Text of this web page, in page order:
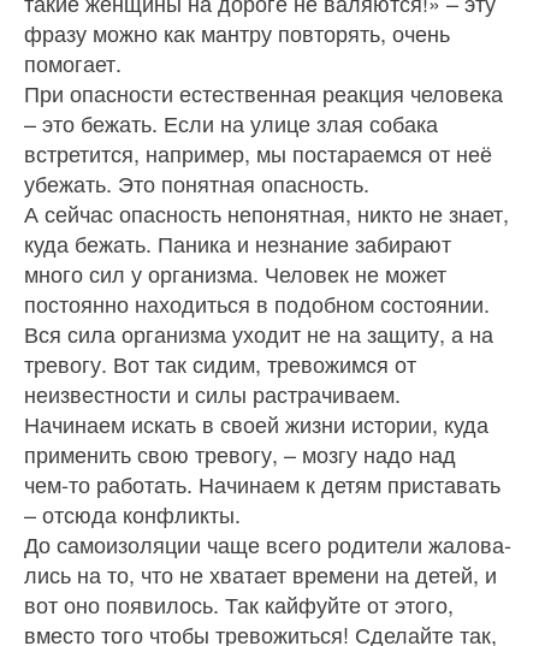
фразу можно как мантру повторять, очень
помогает.
При опасности естественная реакция человека
– это бежать. Если на улице злая собака
встретится, например, мы постараемся от неё
убежать. Это по­нятная опасность.
А сейчас опасность непонятная, никто не знает,
куда бежать. Паника и незнание забирают
много сил у организма. Человек не может
постоянно нахо­диться в подобном состоянии.
Вся сила организма уходит не на защиту, а на
тревогу. Вот так сидим, тревожимся от
неизвестности и силы растрачиваем.
Начинаем искать в своей жизни истории, куда
применить свою тревогу, – мозгу надо над
чем‑то работать. Начинаем к детям приставать
– отсюда конфликты.
До самоизоляции чаще всего родители жалова­
лись на то, что не хватает времени на детей, и
вот оно появилось. Так кайфуйте от этого,
вместо того чтобы тревожиться! Сделайте так,